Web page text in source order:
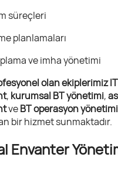
süreçleri
planlamaları
ve imha yönetimi
olan ekiplerimiz
, kurumsal BT yönetimi,
veBT operasyon yönetimi
bir hizmet sunmaktadır.
Envanter